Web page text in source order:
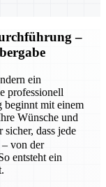
–
ein
professionell
beginnt mit einem
Wünsche und
dass jede
von der
entsteht ein